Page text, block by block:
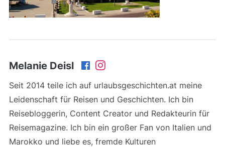
Melanie Deisl
Seit 2014 teile ich auf urlaubsgeschichten.at meine
Leidenschaft für Reisen und Geschichten. Ich bin
Reisebloggerin, Content Creator und Redakteurin für
Reisemagazine. Ich bin ein großer Fan von Italien und
Marokko und liebe es, fremde Kulturen